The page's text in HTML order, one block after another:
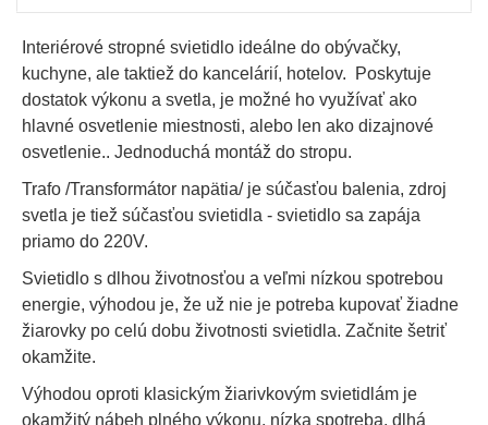
Interiérové stropné svietidlo ideálne do obývačky,
kuchyne, ale taktiež do kancelárií, hotelov. Poskytuje
dostatok výkonu a svetla, je možné ho využívať ako
hlavné osvetlenie miestnosti, alebo len ako dizajnové
osvetlenie.. Jednoduchá montáž do stropu.
Trafo /Transformátor napätia/ je súčasťou balenia, zdroj
svetla je tiež súčasťou svietidla - svietidlo sa zapája
priamo do 220V.
Svietidlo s dlhou životnosťou a veľmi nízkou spotrebou
energie, výhodou je, že už nie je potreba kupovať žiadne
žiarovky po celú dobu životnosti svietidla. Začnite šetriť
okamžite.
Výhodou oproti klasickým žiarivkovým svietidlám je
okamžitý nábeh plného výkonu, nízka spotreba, dlhá